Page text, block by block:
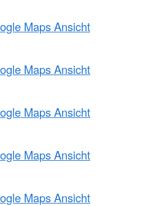
Maps Ansicht
Maps Ansicht
Maps Ansicht
Maps Ansicht
Maps Ansicht